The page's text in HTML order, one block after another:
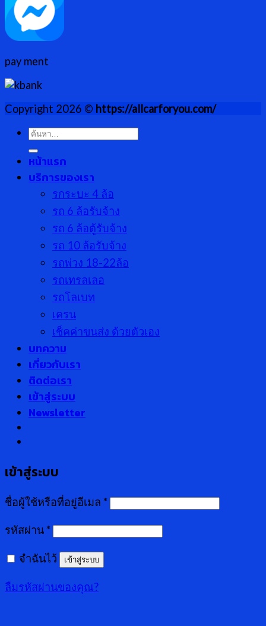
pay ment
Copyright 2026 © https://allcarforyou.com/
ค้นหา:
หน้าแรก
บริการของเรา
รกระบะ 4 ล้อ
รถ 6 ล้อรับจ้าง
รถ 6 ล้อตู้รับจ้าง
รถ 10 ล้อรับจ้าง
รถพ่วง 18-22ล้อ
รถเทรลเลอ
รถโลเบท
เครน
เช็คค่าขนส่ง ด้วยตัวเอง
บทความ
เกี่ยวกับเรา
ติดต่อเรา
เข้าสู่ระบบ
Newsletter
เข้าสู่ระบบ
ชื่อผู้ใช้หรือที่อยู่อีเมล *
รหัสผ่าน *
จำฉันไว้ เข้าสู่ระบบ
ลืมรหัสผ่านของคุณ?